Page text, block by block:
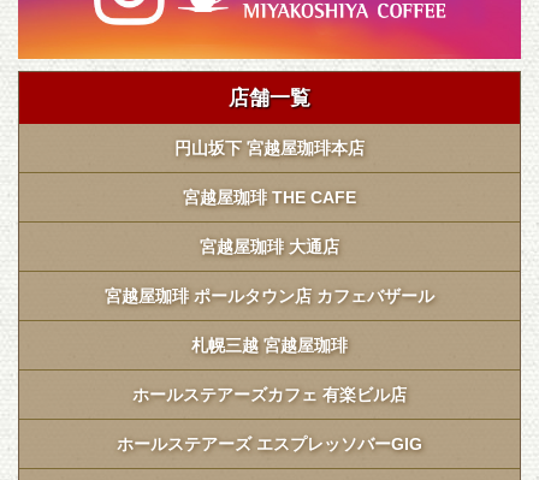
店舗一覧
円山坂下 宮越屋珈琲本店
宮越屋珈琲 THE CAFE
宮越屋珈琲 大通店
宮越屋珈琲 ポールタウン店 カフェバザール
札幌三越 宮越屋珈琲
ホールステアーズカフェ 有楽ビル店
ホールステアーズ エスプレッソバーGIG